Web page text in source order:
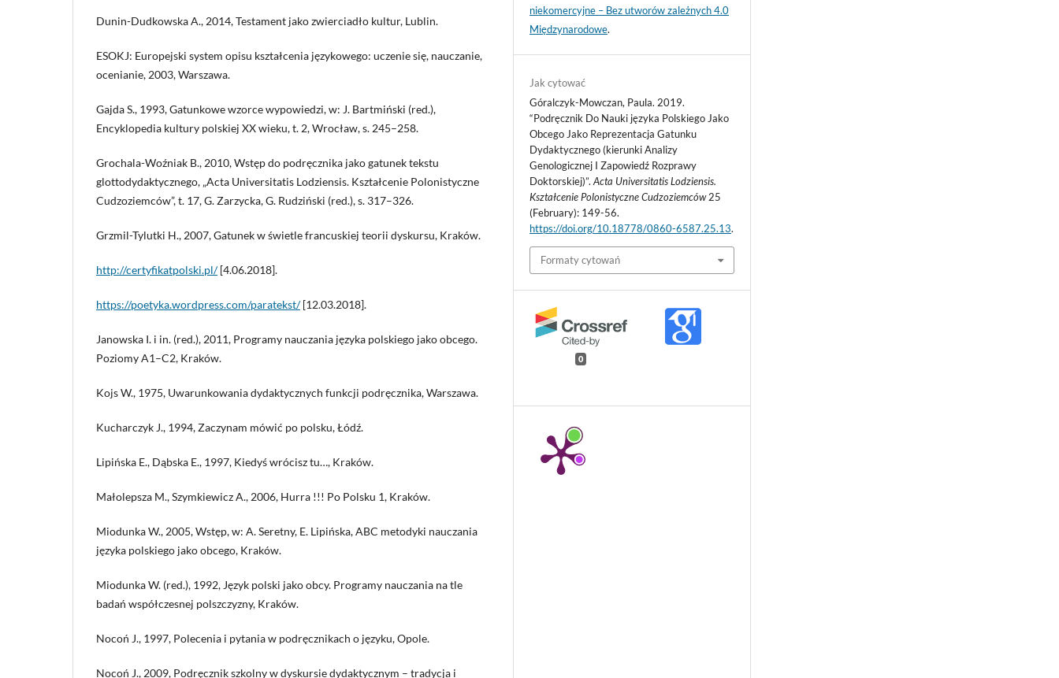
Dunin-Dudkowska A., 2014, Testament jako zwierciadło kultur, Lublin.
ESOKJ: Europejski system opisu kształcenia językowego: uczenie się, nauczanie,
ocenianie, 2003, Warszawa.
Gajda S., 1993, Gatunkowe wzorce wypowiedzi, w: J. Bartmiński (red.),
Encyklopedia kultury polskiej XX wieku, t. 2, Wrocław, s. 245–258.
Grochala-Woźniak B., 2010, Wstęp do podręcznika jako gatunek tekstu
glottodydaktycznego, „Acta Universitatis Lodziensis. Kształcenie Polonistyczne
Cudzoziemców”, t. 17, G. Zarzycka, G. Rudziński (red.), s. 317–326.
Grzmil-Tylutki H., 2007, Gatunek w świetle francuskiej teorii dyskursu, Kraków.
http://certyfikatpolski.pl/[4.06.2018].
https://poetyka.wordpress.com/paratekst/[12.03.2018].
Janowska I. i in. (red.), 2011, Programy nauczania języka polskiego jako obcego.
Poziomy A1–C2, Kraków.
Kojs W., 1975, Uwarunkowania dydaktycznych funkcji podręcznika, Warszawa.
Kucharczyk J., 1994, Zaczynam mówić po polsku, Łódź.
Lipińska E., Dąbska E., 1997, Kiedyś wrócisz tu…, Kraków.
Małolepsza M., Szymkiewicz A., 2006, Hurra !!! Po Polsku 1, Kraków.
Miodunka W., 2005, Wstęp, w: A. Seretny, E. Lipińska, ABC metodyki nauczania
języka polskiego jako obcego, Kraków.
Miodunka W. (red.), 1992, Język polski jako obcy. Programy nauczania na tle
badań współczesnej polszczyzny, Kraków.
Nocoń J., 1997, Polecenia i pytania w podręcznikach o języku, Opole.
Nocoń J., 2009, Podręcznik szkolny w dyskursie dydaktycznym – tradycja i
niekomercyjne – Bez utworów zależnych 4.0
Międzynarodowe.
Jak cytować
Góralczyk-Mowczan, Paula. 2019.
“Podręcznik Do Nauki języka Polskiego Jako
Obcego Jako Reprezentacja Gatunku
Dydaktycznego (kierunki Analizy
Genologicznej I Zapowiedź Rozprawy
Doktorskiej)”.Acta Universitatis Lodziensis.
Kształcenie Polonistyczne Cudzoziemców25
(February): 149-56.
https://doi.org/10.18778/0860-6587.25.13.
Formaty cytowań
0